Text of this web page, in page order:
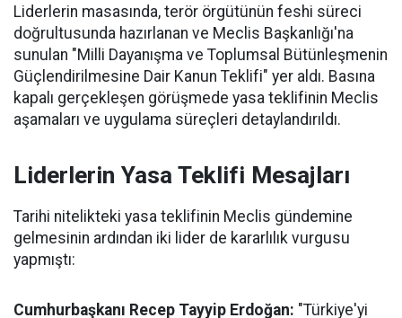
Liderlerin masasında, terör örgütünün feshi süreci
doğrultusunda hazırlanan ve Meclis Başkanlığı'na
sunulan "Milli Dayanışma ve Toplumsal Bütünleşmenin
Güçlendirilmesine Dair Kanun Teklifi" yer aldı. Basına
kapalı gerçekleşen görüşmede yasa teklifinin Meclis
aşamaları ve uygulama süreçleri detaylandırıldı.
Liderlerin Yasa Teklifi Mesajları
Tarihi nitelikteki yasa teklifinin Meclis gündemine
gelmesinin ardından iki lider de kararlılık vurgusu
yapmıştı:
Cumhurbaşkanı Recep Tayyip Erdoğan: "Türkiye'yi